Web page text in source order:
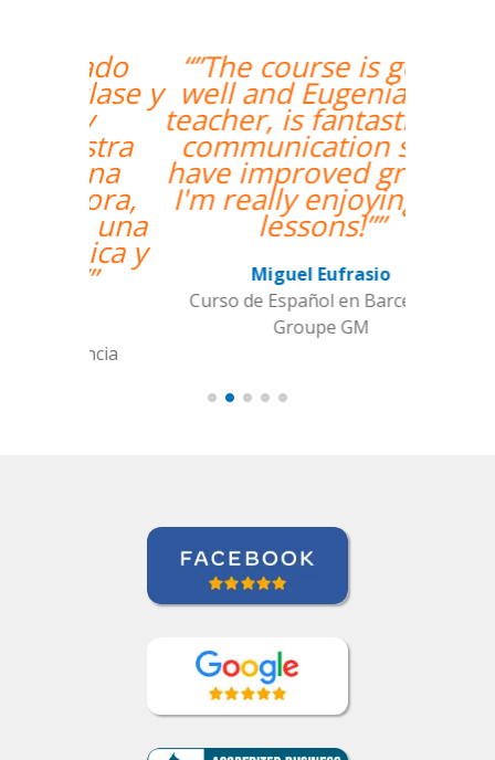
“”The course is going
well and Eugenia, my
teacher, is fantastic. My
communication skills
have improved greatly.
I'm really enjoying the
lessons!””
Miguel Eufrasio
Curso de Español en Barcelona,
Groupe GM